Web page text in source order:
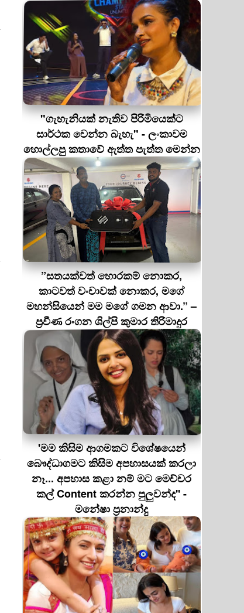
"ගැහැනියක් නැතිව පිරිමියෙක්ට
සාර්ථක වෙන්න බැහැ" - ලංකාවම
හොල්ලපු කතාවේ ඇත්ත පැත්ත මෙන්න
”සතයක්වත් හොරකම් නොකර,
කාටවත් වංචාවක් නොකර, මගේ
මහන්සියෙන් මම මගේ ගමන ආවා.” –
ප්‍රවීණ රංගන ශිල්පි කුමාර තිරිමාදුර
'මම කිසිම ආගමකට විශේෂයෙන්
බෞද්ධාගමට කිසිම අපහාසයක් කරලා
නෑ... අපහාස කළා නම් මට මෙච්චර
කල් Content කරන්න පුලුවන්ද'' -
මනේෂා ප්‍රනාන්දු